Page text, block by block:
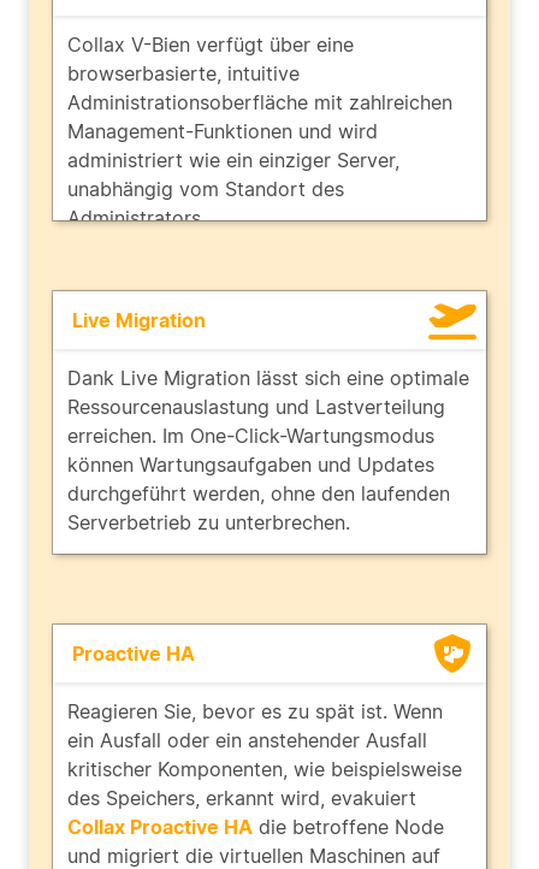
Collax V-Bien verfügt über eine
browserbasierte, intuitive
Administrationsoberfläche mit zahlreichen
Management-Funktionen und wird
administriert wie ein einziger Server,
unabhängig vom Standort des
Administrators.
Live Migration
Dank Live Migration lässt sich eine optimale
Ressourcenauslastung und Lastverteilung
erreichen. Im One-Click-Wartungsmodus
können Wartungsaufgaben und Updates
durchgeführt werden, ohne den laufenden
Serverbetrieb zu unterbrechen.
Proactive HA
Reagieren Sie, bevor es zu spät ist. Wenn
ein Ausfall oder ein anstehender Ausfall
kritischer Komponenten, wie beispielsweise
des Speichers, erkannt wird, evakuiert
Collax Proactive HA die betroffene Node
und migriert die virtuellen Maschinen auf